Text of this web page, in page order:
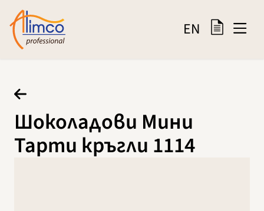
EN
Шоколадови Мини
Тарти кръгли 1114